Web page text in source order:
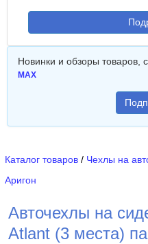
Новинки и обзоры товаров,
MAX
Каталог товаров / Чехлы на
Аригон
Авточехлы на
Atlant (3 места)